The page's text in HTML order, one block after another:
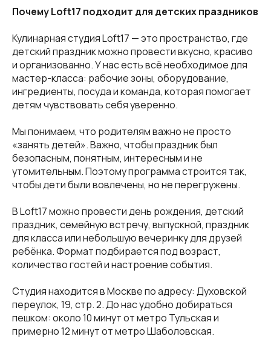
Почему Loft17 подходит для детских праздников
Кулинарная студия Loft17 — это пространство, где
детский праздник можно провести вкусно, красиво
и организованно. У нас есть всё необходимое для
мастер-класса: рабочие зоны, оборудование,
ингредиенты, посуда и команда, которая помогает
детям чувствовать себя уверенно.
Мы понимаем, что родителям важно не просто
«занять детей». Важно, чтобы праздник был
безопасным, понятным, интересным и не
утомительным. Поэтому программа строится так,
чтобы дети были вовлечены, но не перегружены.
В Loft17 можно провести день рождения, детский
праздник, семейную встречу, выпускной, праздник
для класса или небольшую вечеринку для друзей
ребёнка. Формат подбирается под возраст,
количество гостей и настроение события.
Студия находится в Москве по адресу: Духовской
переулок, 19, стр. 2. До нас удобно добираться
пешком: около 10 минут от метро Тульская и
примерно 12 минут от метро Шаболовская.